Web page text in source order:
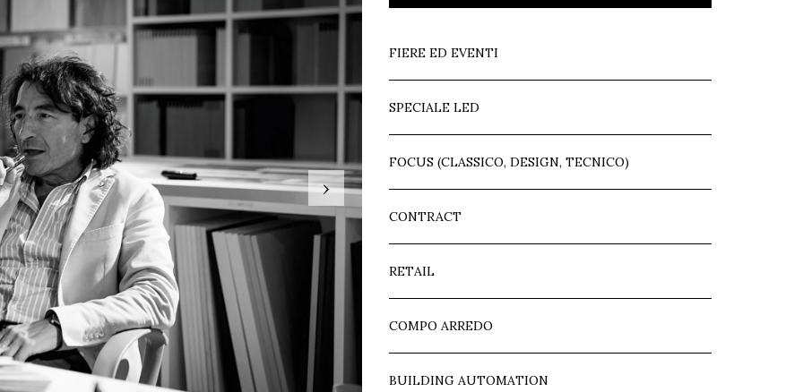
›
FIERE ED EVENTI
SPECIALE LED
FOCUS (CLASSICO, DESIGN, TECNICO)
CONTRACT
RETAIL
COMPO ARREDO
BUILDING AUTOMATION